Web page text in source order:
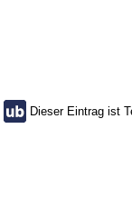
Dieser Eintrag ist